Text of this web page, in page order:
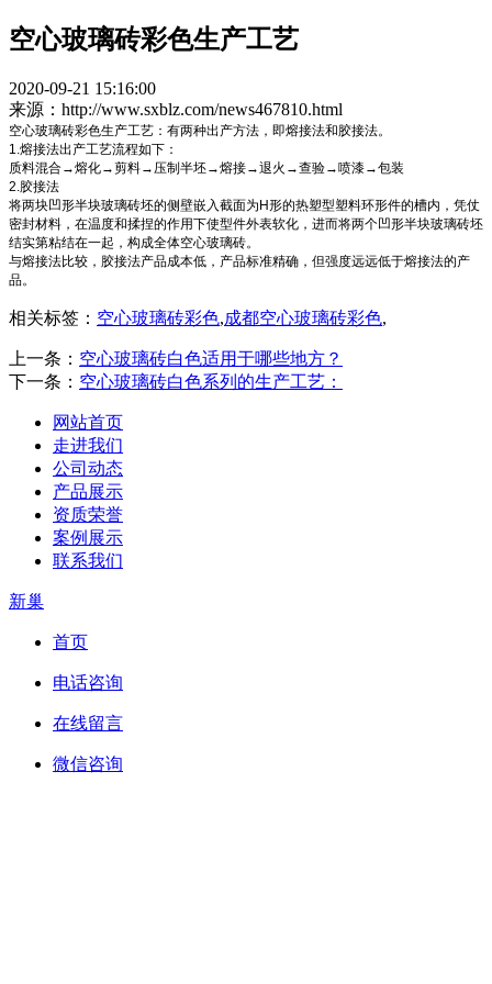
空心玻璃砖彩色生产工艺
2020-09-21 15:16:00
来源：http://www.sxblz.com/news467810.html
空心玻璃砖彩色生产工艺：有两种出产方法，即熔接法和胶接法。
1.熔接法出产工艺流程如下：
质料混合→熔化→剪料→压制半坯→熔接→退火→查验→喷漆→包装
2.胶接法
将两块凹形半块玻璃砖坯的侧壁嵌入截面为H形的热塑型塑料环形件的槽内，凭仗
密封材料，在温度和揉捏的作用下使型件外表软化，进而将两个凹形半块玻璃砖坯
结实第粘结在一起，构成全体空心玻璃砖。
与熔接法比较，胶接法产品成本低，产品标准精确，但强度远远低于熔接法的产
品。
相关标签： 空心玻璃砖彩色,成都空心玻璃砖彩色,
上一条： 空心玻璃砖白色适用于哪些地方？
下一条： 空心玻璃砖白色系列的生产工艺：
网站首页
走进我们
公司动态
产品展示
资质荣誉
案例展示
联系我们
新巢
首页
电话咨询
在线留言
微信咨询